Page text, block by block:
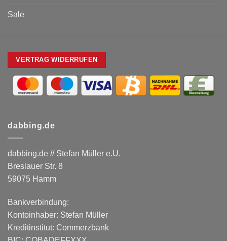
Sale
VERTRAG WIDERRUFEN
dabbing.de
dabbing.de // Stefan Müller e.U.
Breslauer Str. 8
59075 Hamm
Bankverbindung:
Kontoinhaber: Stefan Müller
Kreditinstitut: Commerzbank